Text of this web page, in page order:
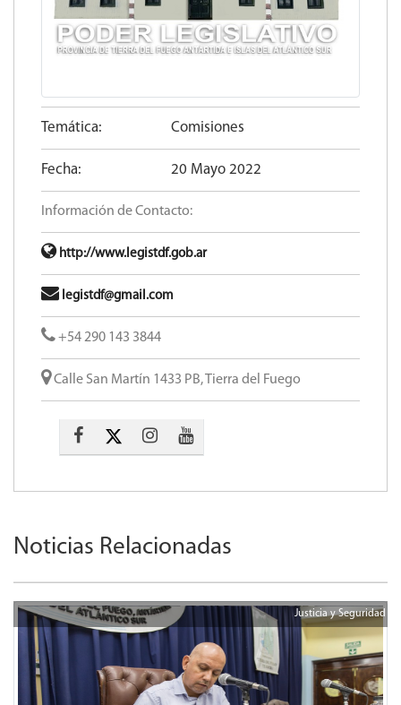
Temática: Comisiones
Fecha: 20 Mayo 2022
Información de Contacto:
http://www.legistdf.gob.ar
legistdf@gmail.com
+54 290 143 3844
Calle San Martín 1433 PB, Tierra del Fuego
Noticias Relacionadas
Justicia y Seguridad